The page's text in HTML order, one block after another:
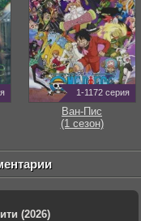
1-1172 серия
Ван-Пис
(1 сезон)
(2026)